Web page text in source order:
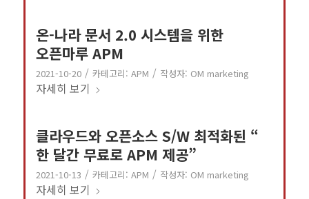
온-나라 문서 2.0 시스템을 위한
오픈마루 APM
2021-10-20 / 카테고리: APM / 작성자: OM marketing
자세히 보기
클라우드와 오픈소스 S/W 최적화된 “
한 달간 무료로 APM 제공”
2021-10-13 / 카테고리: APM / 작성자: OM marketing
자세히 보기